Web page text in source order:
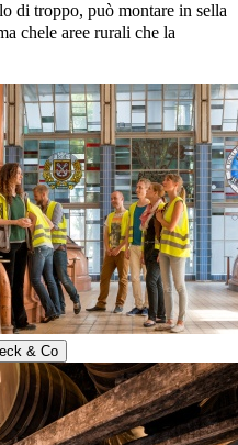
di troppo, può montare in sella
chele aree rurali che la
& Co